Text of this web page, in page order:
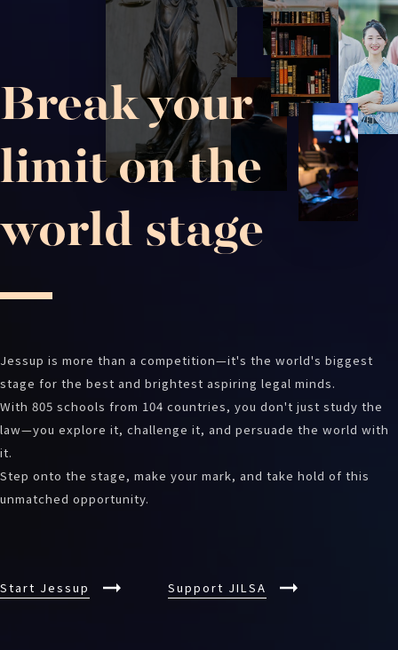
Break your
limit on the
world stage
Jessup is more than a competition—it's the world's biggest
stage for the best and brightest aspiring legal minds.
With 805 schools from 104 countries, you don't just study the
law—you explore it, challenge it, and persuade the world with
it.
Step onto the stage, make your mark, and take hold of this
unmatched opportunity.
Start Jessup Support JILSA